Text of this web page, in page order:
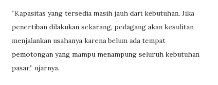
“Kapasitas yang tersedia masih jauh dari kebutuhan. Jika
penertiban dilakukan sekarang, pedagang akan kesulitan
menjalankan usahanya karena belum ada tempat
pemotongan yang mampu menampung seluruh kebutuhan
pasar,” ujarnya.